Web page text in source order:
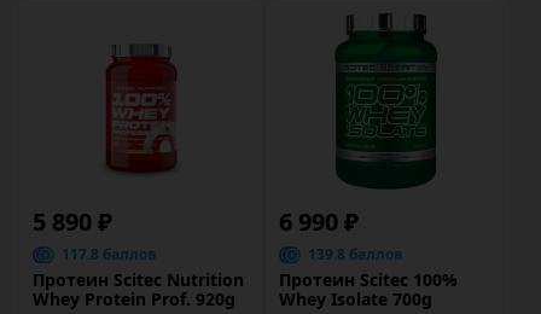
5 890 ₽
117.8 баллов
Протеин Scitec Nutrition
Whey Protein Prof. 920g
6 990 ₽
139.8 баллов
Протеин Scitec 100%
Whey Isolate 700g